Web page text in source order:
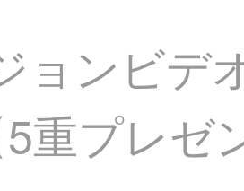
ョンビデ
プレゼ